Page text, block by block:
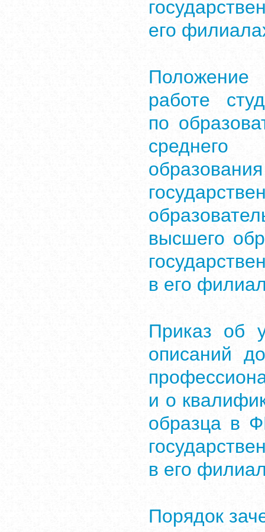
его
Положение
работе
по
среднего
высшего
в его
Приказ об
описаний
и о
образца в
в его
Порядок